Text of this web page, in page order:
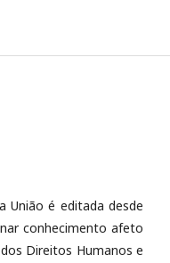
União é editada desde
conhecimento afeto
Direitos Humanos e